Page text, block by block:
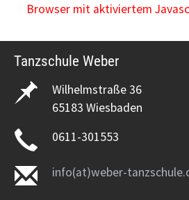
Browser mit aktiviertem
Tanzschule Weber
Wilhelmstraße 36
65183 Wiesbaden
0611-301553
info(at)weber-